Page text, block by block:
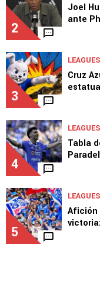
2
Joel
ante
3
Cruz
4
Tabla
5
Afición